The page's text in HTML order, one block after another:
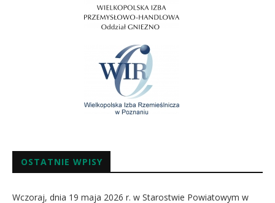
OSTATNIE WPISY
Wczoraj, dnia 19 maja 2026 r. w Starostwie Powiatowym w